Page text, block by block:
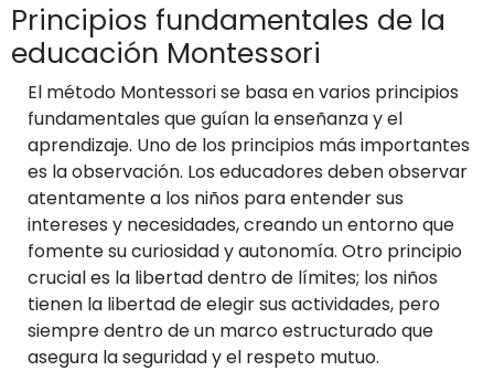
Principios fundamentales de la
educación Montessori
El método Montessori se basa en varios principios
fundamentales que guían la enseñanza y el
aprendizaje. Uno de los principios más importantes
es la observación. Los educadores deben observar
atentamente a los niños para entender sus
intereses y necesidades, creando un entorno que
fomente su curiosidad y autonomía. Otro principio
crucial es la libertad dentro de límites; los niños
tienen la libertad de elegir sus actividades, pero
siempre dentro de un marco estructurado que
asegura la seguridad y el respeto mutuo.